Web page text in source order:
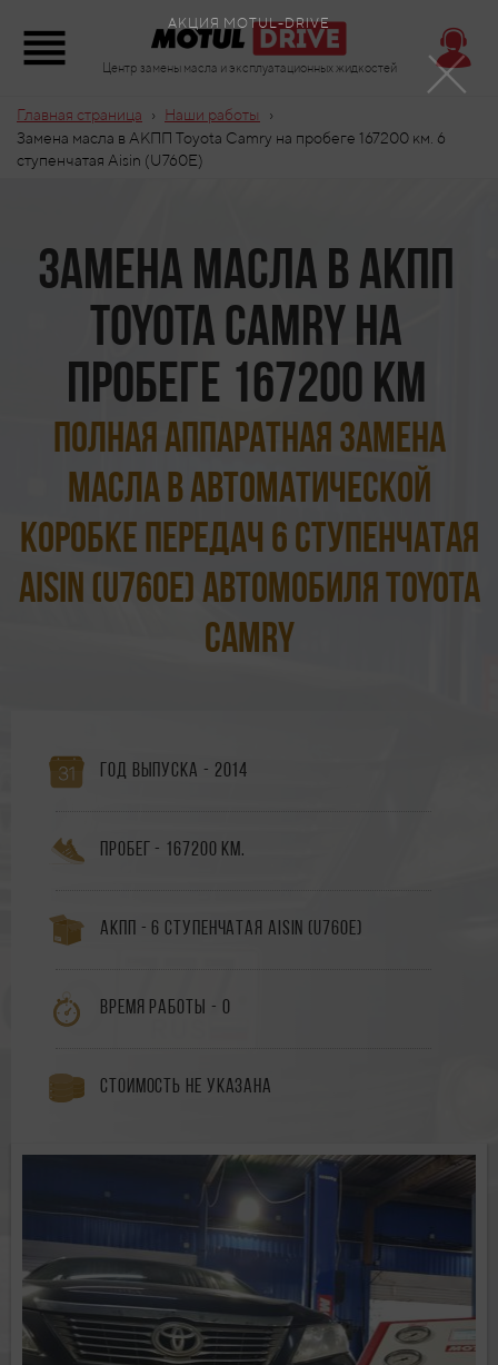
Центр замены масла и эксплуатационных жидкостей
Главная страница › Наши работы ›
Замена масла в АКПП Toyota Camry на пробеге 167200 км. 6
ступенчатая Aisin (U760E)
Замена масла в АКПП
Toyota Camry на
пробеге 167200 км
Полная аппаратная замена
масла в автоматической
коробке передач 6 ступенчатая
Aisin (U760E) автомобиля Toyota
Camry
Год выпуска - 2014
Пробег - 167200 км.
АКПП - 6 ступенчатая Aisin (U760E)
Время работы - 0
Стоимость не указана
АКЦИЯ MOTUL-DRIVE ×